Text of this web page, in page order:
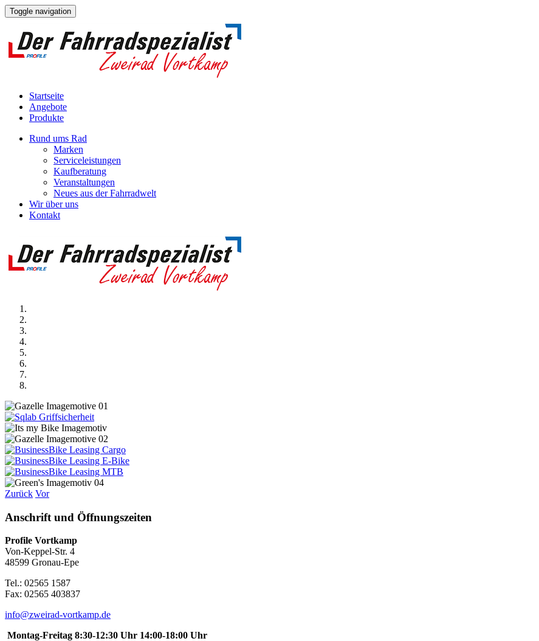
Toggle navigation
Startseite
Angebote
Produkte
Rund ums Rad
Marken
Serviceleistungen
Kaufberatung
Veranstaltungen
Neues aus der Fahrradwelt
Wir über uns
Kontakt
Zurück Vor
Anschrift und Öffnungszeiten
Profile Vortkamp
Von-Keppel-Str. 4
48599 Gronau-Epe
Tel.: 02565 1587
Fax: 02565 403837
info@zweirad-vortkamp.de
Montag-Freitag 8:30-12:30 Uhr 14:00-18:00 Uhr